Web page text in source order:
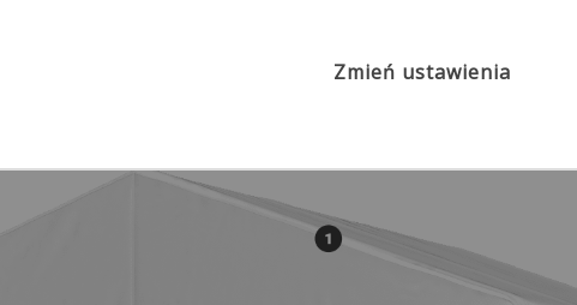
Zmień ustawienia